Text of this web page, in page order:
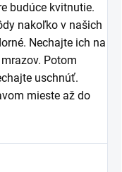
budúce kvitnutie.
nakoľko v našich
Nechajte ich na
Potom
uschnúť.
mieste až do